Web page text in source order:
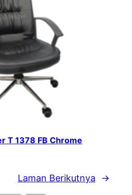
T 1378 FB Chrome
Laman Berikutnya →